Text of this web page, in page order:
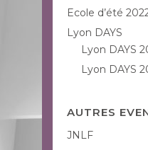
Ecole d’été
Lyon DAYS
Lyon DAYS
Lyon DAYS
AUTRES
JNLF